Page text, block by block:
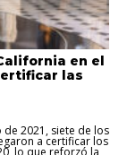
en el
las
de 2021, siete de los
a certificar los
lo que reforzó la